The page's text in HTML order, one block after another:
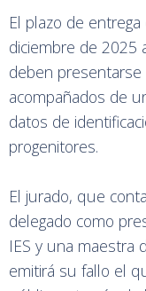
El plazo de
diciembre de 2025
deben
acompañados de
datos de
progenitores.
El jurado, que
delegado como
IES y una maestra
emitirá su fallo el